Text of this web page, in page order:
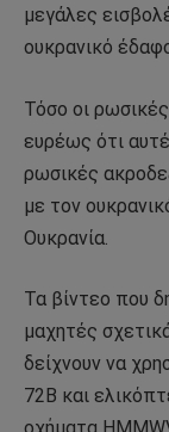
μεγάλες
ουκρανικό
Τόσο οι
ευρέως ότι
ρωσικές
με τον
Ουκρανία.
Τα βίντεο που
μαχητές
δείχνουν να
72B και